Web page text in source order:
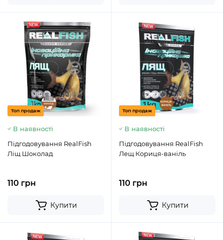
Топ продаж
В наявності
Підгодовування RealFish
Ліщ Шоколад
110 грн
Купити
Топ продаж
В наявності
Підгодовування RealFish
Лещ Кориця-ваніль
110 грн
Купити